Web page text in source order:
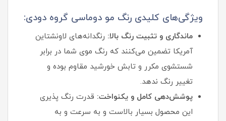
ویژگی‌های کلیدی رنگ مو دوماسی گروه دودی:
ماندگاری و تثبیت رنگ بالا: رنگدانه‌های لاونشتاین
آمریکا تضمین می‌کنند که رنگ موی شما در برابر
شستشوی مکرر و تابش خورشید مقاوم بوده و
تغییر رنگ ندهد.
پوشش‌دهی کامل و یکنواخت: قدرت رنگ پذیری
این محصول بسیار بالاست و به سرعت و به